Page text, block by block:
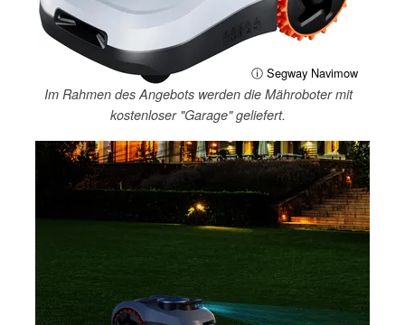
ⓘ Segway Navimow
Im Rahmen des Angebots werden die Mähroboter mit
kostenloser "Garage" geliefert.